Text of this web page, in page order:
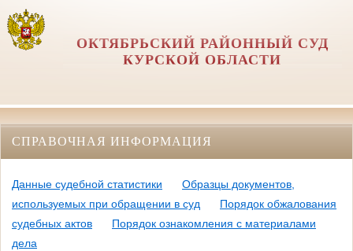
ОКТЯБРЬСКИЙ РАЙОННЫЙ СУД
КУРСКОЙ ОБЛАСТИ
СПРАВОЧНАЯ ИНФОРМАЦИЯ
Данные судебной статистики
Образцы документов,
используемых при обращении в суд
Порядок обжалования
судебных актов
Порядок ознакомления с материалами
дела